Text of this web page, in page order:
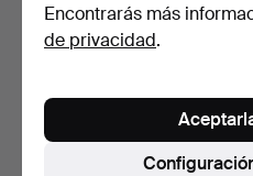
Descripción
Número de cartuchos 6,
madera regulable
cargador extra y
Encontrarás más
de privacidad.